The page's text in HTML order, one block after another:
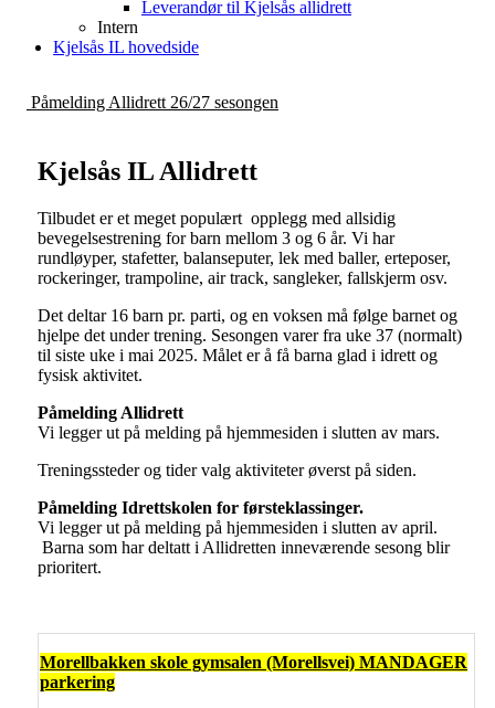
Leverandør til Kjelsås allidrett
Intern
Kjelsås IL hovedside
Påmelding Allidrett 26/27 sesongen
Kjelsås IL Allidrett
Tilbudet er et meget populært opplegg med allsidig
bevegelsestrening for barn mellom 3 og 6 år. Vi har
rundløyper, stafetter, balanseputer, lek med baller, erteposer,
rockeringer, trampoline, air track, sangleker, fallskjerm osv.
Det deltar 16 barn pr. parti, og en voksen må følge barnet og
hjelpe det under trening. Sesongen varer fra uke 37 (normalt)
til siste uke i mai 2025. Målet er å få barna glad i idrett og
fysisk aktivitet.
Påmelding Allidrett
Vi legger ut på melding på hjemmesiden i slutten av mars.
Treningssteder og tider valg aktiviteter øverst på siden.
Påmelding Idrettskolen for førsteklassinger.
Vi legger ut på melding på hjemmesiden i slutten av april.
Barna som har deltatt i Allidretten inneværende sesong blir
prioritert.
Morellbakken skole gymsalen (Morellsvei) MANDAGER
parkering